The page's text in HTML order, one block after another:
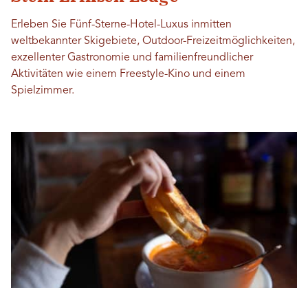
Erleben Sie Fünf-Sterne-Hotel-Luxus inmitten
weltbekannter Skigebiete, Outdoor-Freizeitmöglichkeiten,
exzellenter Gastronomie und familienfreundlicher
Aktivitäten wie einem Freestyle-Kino und einem
Spielzimmer.